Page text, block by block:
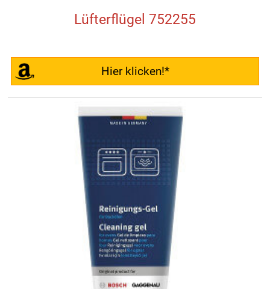
Lüfterflügel 752255
Hier klicken!*